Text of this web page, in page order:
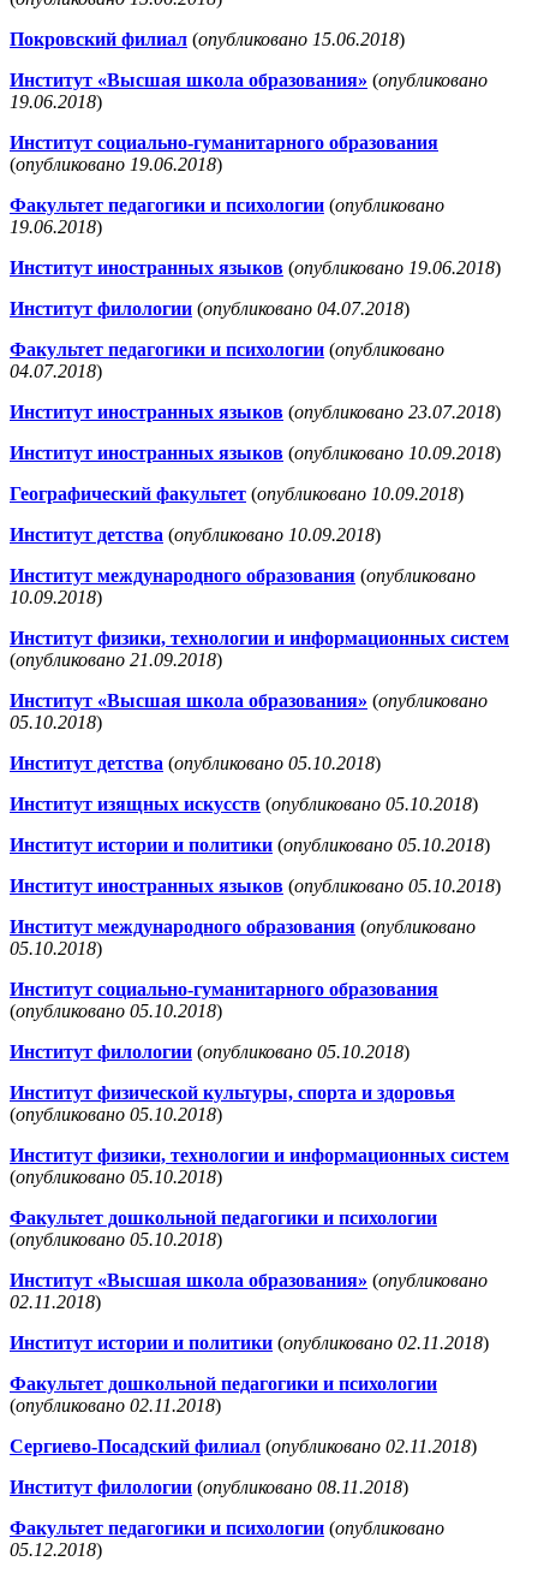
Покровский филиал (опубликовано 15.06.2018)
Институт «Высшая школа образования» (опубликовано
19.06.2018)
Институт социально-гуманитарного образования
(опубликовано 19.06.2018)
Факультет педагогики и психологии (опубликовано
19.06.2018)
Институт иностранных языков (опубликовано 19.06.2018)
Институт филологии (опубликовано 04.07.2018)
Факультет педагогики и психологии (опубликовано
04.07.2018)
Институт иностранных языков (опубликовано 23.07.2018)
Институт иностранных языков (опубликовано 10.09.2018)
Географический факультет (опубликовано 10.09.2018)
Институт детства (опубликовано 10.09.2018)
Институт международного образования (опубликовано
10.09.2018)
Институт физики, технологии и информационных систем
(опубликовано 21.09.2018)
Институт «Высшая школа образования» (опубликовано
05.10.2018)
Институт детства (опубликовано 05.10.2018)
Институт изящных искусств (опубликовано 05.10.2018)
Институт истории и политики (опубликовано 05.10.2018)
Институт иностранных языков (опубликовано 05.10.2018)
Институт международного образования (опубликовано
05.10.2018)
Институт социально-гуманитарного образования
(опубликовано 05.10.2018)
Институт филологии (опубликовано 05.10.2018)
Институт физической культуры, спорта и здоровья
(опубликовано 05.10.2018)
Институт физики, технологии и информационных систем
(опубликовано 05.10.2018)
Факультет дошкольной педагогики и психологии
(опубликовано 05.10.2018)
Институт «Высшая школа образования» (опубликовано
02.11.2018)
Институт истории и политики (опубликовано 02.11.2018)
Факультет дошкольной педагогики и психологии
(опубликовано 02.11.2018)
Сергиево-Посадский филиал (опубликовано 02.11.2018)
Институт филологии (опубликовано 08.11.2018)
Факультет педагогики и психологии (опубликовано
05.12.2018)